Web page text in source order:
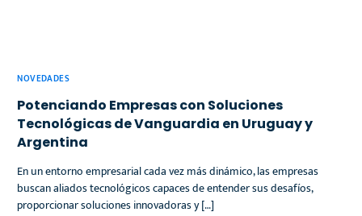
NOVEDADES
Potenciando Empresas con Soluciones
Tecnológicas de Vanguardia en Uruguay y
Argentina
En un entorno empresarial cada vez más dinámico, las empresas
buscan aliados tecnológicos capaces de entender sus desafíos,
proporcionar soluciones innovadoras y […]